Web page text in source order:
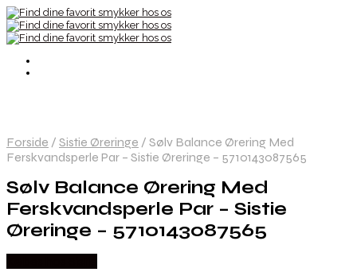
Forside / Sistie Øreringe / Sølv Balance Ørering Med
Ferskvandsperle Par – Sistie Øreringe – 5710143087565
Sølv Balance Ørering Med
Ferskvandsperle Par – Sistie
Øreringe – 5710143087565